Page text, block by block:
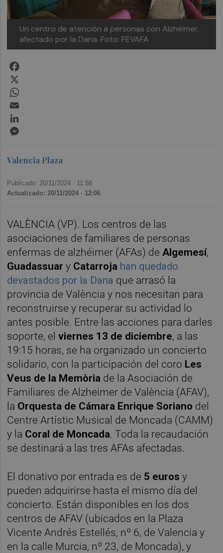
Un centro de atención a personas con Alzhéimer,
afectado por la Dana. Foto: FEVAFA
Valencia Plaza
Publicado: 20/11/2024 · 11:58
Actualizado: 20/11/2024 · 12:06
VALÈNCIA (VP). Los centros de las
asociaciones de familiares de personas
enfermas de alzhéimer (AFAs) de Algemesí,
Guadassuary Catarroja han quedado
devastados por la Dana que arrasó la
provincia de València y nos necesitan para
reconstruirse y recuperar su actividad lo
antes posible. Entre las acciones para darles
soporte, elviernes 13 de diciembre, a las
19:15 horas, se ha organizado un concierto
solidario, con la participación del coro Les
Veus de la Memòria de la Asociación de
Familiares de Alzheimer de València (AFAV),
la Orquesta de Cámara Enrique Soriano del
Centre Artístic Musical de Moncada (CAMM)
y la Coral de Moncada. Toda la recaudación
se destinará a las tres AFAs afectadas.
El donativo por entrada es de 5 euros y
pueden adquirirse hasta el mismo día del
concierto. Están disponibles en los dos
centros de AFAV (ubicados en la Plaza
Vicente Andrés Estellés, nº 6, de Valencia y
en la calle Murcia, nº 23, de Moncada), y